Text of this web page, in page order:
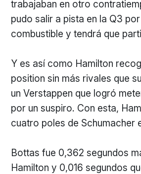
trabajaban en otro
pudo salir a pista en la Q3
combustible y tendrá que
Y es así como Hamilton
position sin más rivales que
un Verstappen que logró
por un suspiro. Con esta,
cuatro poles de Schumacher
Bottas fue 0,362 segundos
Hamilton y 0,016 segundos